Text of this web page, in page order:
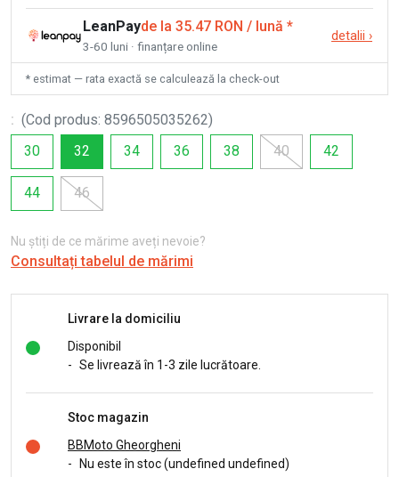
LeanPayde la 35.47 RON / lună *
3-60 luni · finanțare online
detalii ›
* estimat — rata exactă se calculează la check-out
: (Cod produs: 8596505035262)
30
32 34 36 38 40 42
44 46
Nu știți de ce mărime aveți nevoie?
Consultați tabelul de mărimi
Livrare la domiciliu
Disponibil
- Se livrează în 1-3 zile lucrătoare.
Stoc magazin
BBMoto Gheorgheni
- Nu este în stoc (undefined undefined)